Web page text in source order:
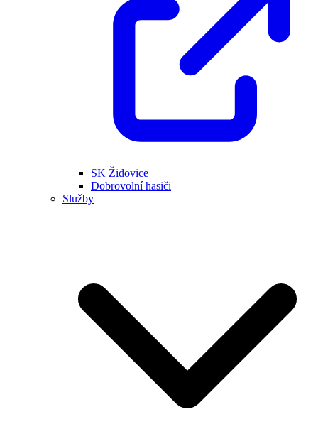
SK Židovice
Dobrovolní hasiči
Služby